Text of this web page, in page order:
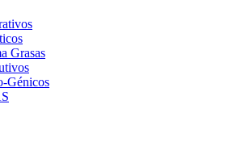
Grasas
Génicos